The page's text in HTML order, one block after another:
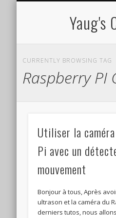
Yaug's
CURRENTLY BROWSING TAG
Raspberry PI
Utiliser la
Pi avec un
mouvement
Bonjour à tous, Après
ultrason et la caméra du
derniers tutos, nous